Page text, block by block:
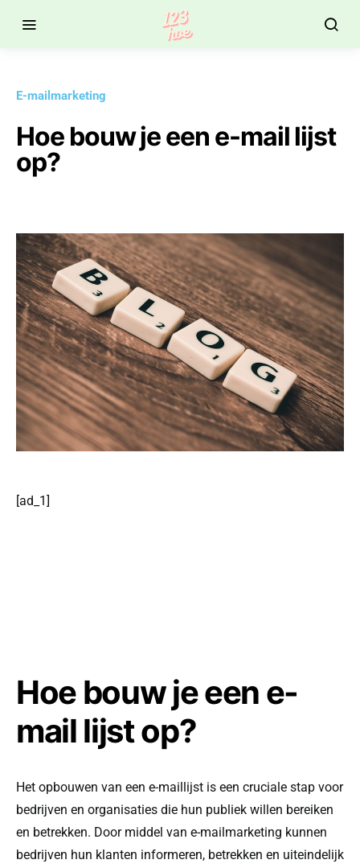
E-mailmarketing
Hoe bouw je een e-mail lijst
op?
[ad_1]
Hoe bouw je een e-
mail lijst op?
Het opbouwen van een e-maillijst is een cruciale stap voor
bedrijven en organisaties die hun publiek willen bereiken
en betrekken. Door middel van e-mailmarketing kunnen
bedrijven hun klanten informeren, betrekken en uiteindelijk